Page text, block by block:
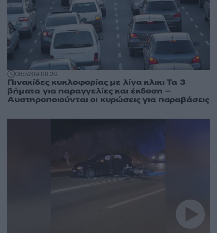
08:5209.08.26
Πινακίδες κυκλοφορίας με λίγα κλικ: Τα 3
βήματα για παραγγελίες και έκδοση –
Αυστηροποιούνται οι κυρώσεις για παραβάσεις